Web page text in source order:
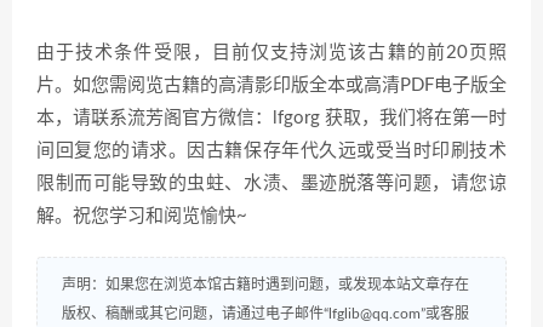
由于技术条件受限，目前仅支持浏览该古籍的前20页照
片。如您需阅览古籍的高清影印版全本或高清PDF电子版全
本，请联系流芳阁官方微信：lfgorg 获取，我们将在第一时
间回复您的请求。因古籍保存年代久远或受当时印刷技术
限制而可能导致的虫蛀、水渍、墨迹脱落等问题，请您谅
解。祝您学习和阅览愉快~
声明：如果您在浏览本馆古籍时遇到问题，或发现本站文章存在
版权、稿酬或其它问题，请通过电子邮件“lfglib@qq.com”或客服